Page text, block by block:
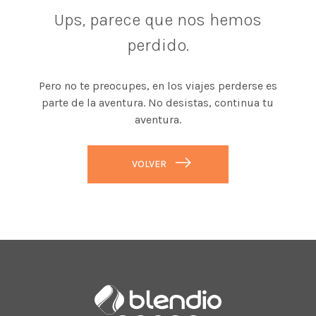
Ups, parece que nos hemos
perdido.
Pero no te preocupes, en los viajes perderse es
parte de la aventura. No desistas, continua tu
aventura.
VOLVER